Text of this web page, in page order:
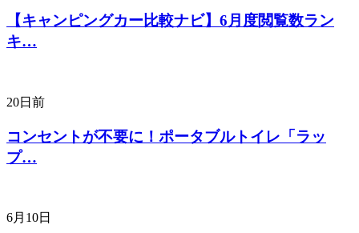
【キャンピングカー比較ナビ】6月度閲覧数ラン
キ…
20日前
コンセントが不要に！ポータブルトイレ「ラッ
プ…
6月10日